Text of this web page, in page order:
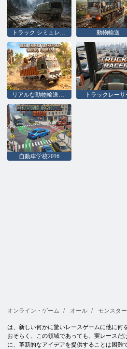
トラック シミュレーター オフロード 2 動物輸送
リアルな動物輸送貨物ゲーム トラックレーサ
自動車学校2016
オンライン・ゲーム オール モンスタ
は、新しい何かに驚いレースゲームに他に何
おそらく、この領域であっても、実レースだ
に、革新的なアイデアを提供することは困難